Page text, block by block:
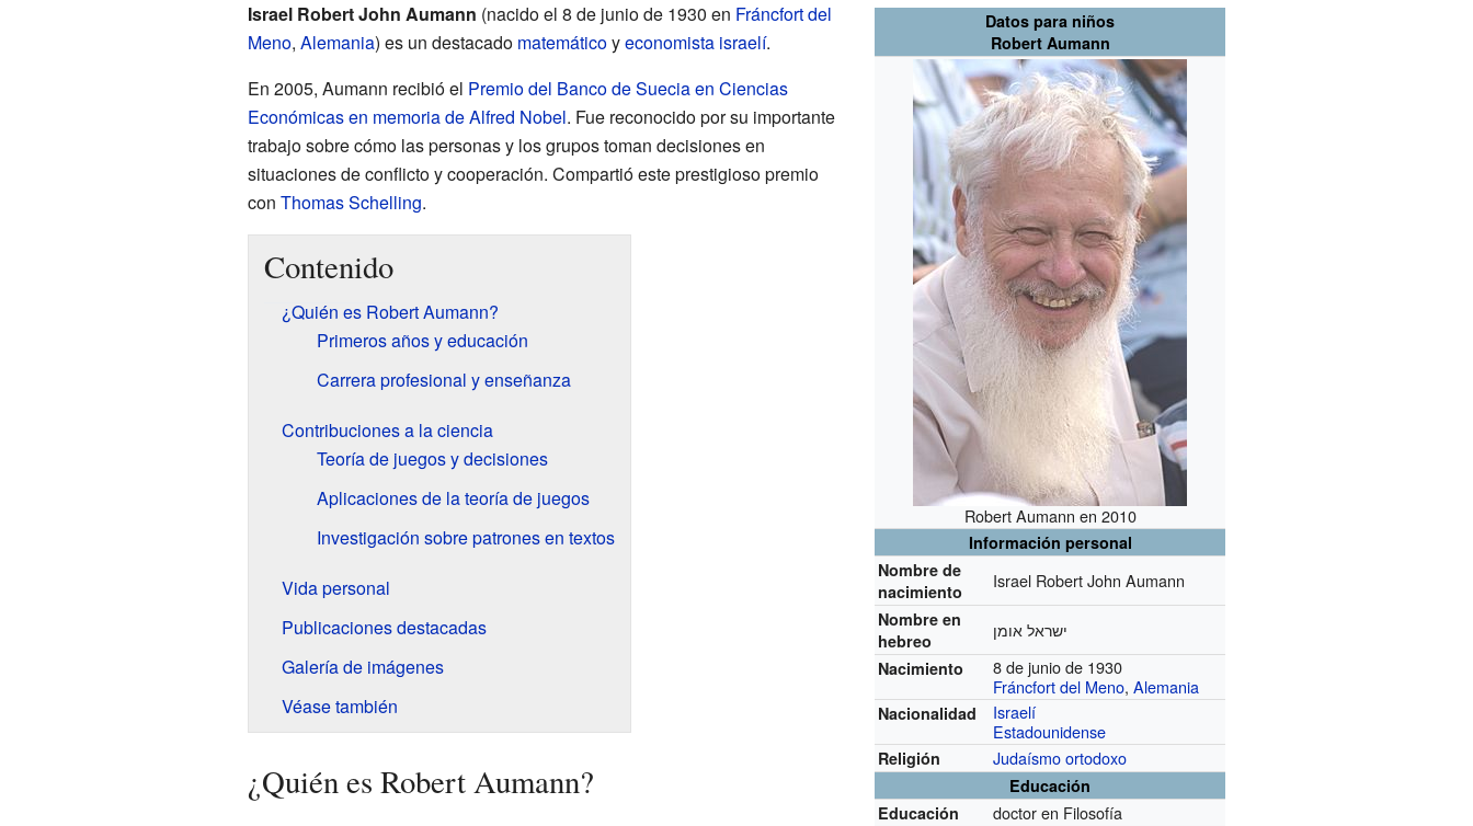
Datos para niños
Robert Aumann
Robert Aumann en 2010
Información personal
Nombre de
nacimiento
Israel Robert John Aumann
Nombre en
hebreo
ישראל אומן
Nacimiento
8 de junio de 1930
Fráncfort del Meno,Alemania
Nacionalidad
Israelí
Estadounidense
Religión Judaísmo ortodoxo
Educación
Educación
doctor en Filosofía
Israel Robert John Aumann (nacido el 8 de junio de 1930 en Fráncfort del
Meno, Alemania) es un destacado matemáticoyeconomista israelí.
En 2005, Aumann recibió el Premio del Banco de Suecia en Ciencias
Económicas en memoria de Alfred Nobel. Fue reconocido por su importante
trabajo sobre cómo las personas y los grupos toman decisiones en
situaciones de conflicto y cooperación. Compartió este prestigioso premio
con Thomas Schelling.
Contenido
¿Quién es Robert Aumann?
Primeros años y educación
Carrera profesional y enseñanza
Contribuciones a la ciencia
Teoría de juegos y decisiones
Aplicaciones de la teoría de juegos
Investigación sobre patrones en textos
Vida personal
Publicaciones destacadas
Galería de imágenes
Véase también
¿Quién es Robert Aumann?